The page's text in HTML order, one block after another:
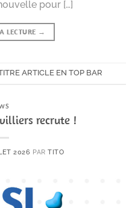
pour […]
LECTURE →
ARTICLE EN TOP BAR
recrute !
2026 PARTITO